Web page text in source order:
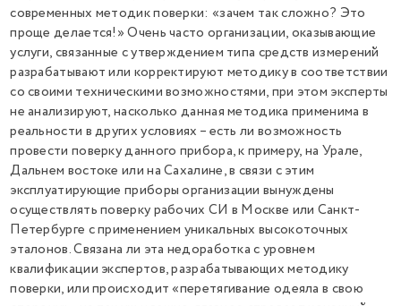
современных методик поверки: «зачем так сложно? Это
проще делается!» Очень часто организации, оказывающие
услуги, связанные с утверждением типа средств измерений
разрабатывают или корректируют методику в соответствии
со своими техническими возможностями, при этом эксперты
не анализируют, насколько данная методика применима в
реальности в других условиях – есть ли возможность
провести поверку данного прибора, к примеру, на Урале,
Дальнем востоке или на Сахалине, в связи с этим
эксплуатирующие приборы организации вынуждены
осуществлять поверку рабочих СИ в Москве или Санкт-
Петербурге с применением уникальных высокоточных
эталонов. Связана ли эта недоработка с уровнем
квалификации экспертов, разрабатывающих методику
поверки, или происходит «перетягивание одеяла в свою